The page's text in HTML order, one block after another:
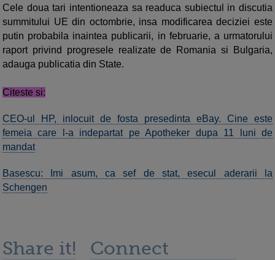
Cele doua tari intentioneaza sa readuca subiectul in discutia
summitului UE din octombrie, insa modificarea deciziei este
putin probabila inaintea publicarii, in februarie, a urmatorului
raport privind progresele realizate de Romania si Bulgaria,
adauga publicatia din State.
Citeste si:
CEO-ul HP, inlocuit de fosta presedinta eBay. Cine este
femeia care l-a indepartat pe Apotheker dupa 11 luni de
mandat
Basescu: Imi asum, ca sef de stat, esecul aderarii la
Schengen
Share it! Connect